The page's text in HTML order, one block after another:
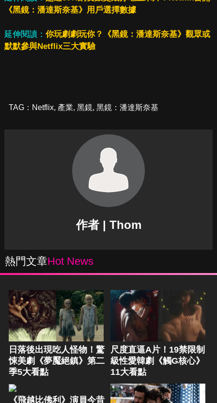
《黑鏡：潘達斯奈基》用戶選擇數據
延伸閱讀： 你玩劇劇玩你？《黑鏡：潘達斯奈基》觀眾或
默默參與Netflix三大實驗
TAG： Netflix, 產業, 黑鏡, 黑鏡：潘達斯奈基
作者 | Thom
熱門文章Hot News
日落後出現吃人怪物！驚
悚美劇《夢魘絕鎮》第二
季5大看點
尺度直逼A片！19禁限制
級性愛韓劇《觸G核心》
11大看點
《飛越比佛利》演員今昔